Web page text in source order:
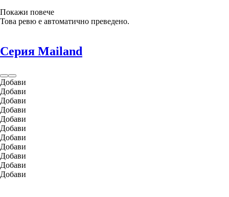
Покажи повече
Това ревю е автоматично преведено.
Серия Mailand
Добави
Добави
Добави
Добави
Добави
Добави
Добави
Добави
Добави
Добави
Добави